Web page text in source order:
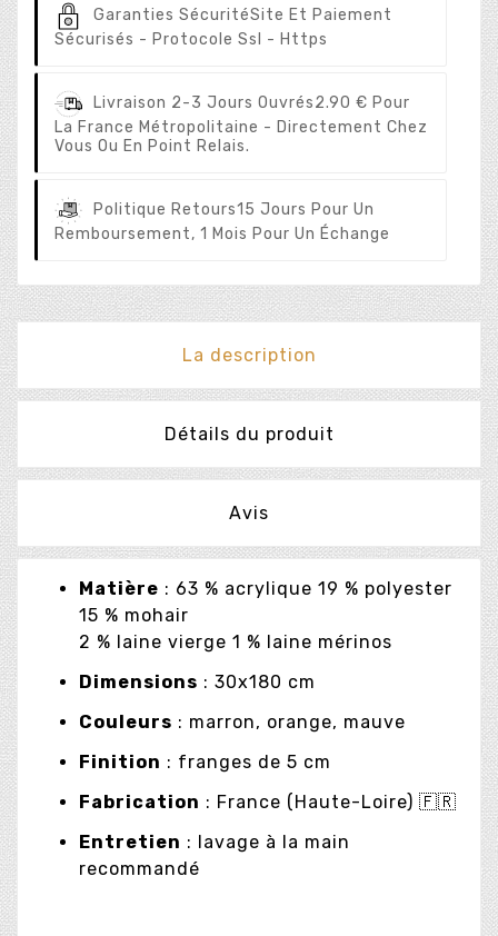
Garanties SécuritéSite Et Paiement
Sécurisés - Protocole Ssl - Https
Livraison 2-3 Jours Ouvrés2.90 € Pour
La France Métropolitaine - Directement Chez
Vous Ou En Point Relais.
Politique Retours15 Jours Pour Un
Remboursement, 1 Mois Pour Un Échange
La description
Détails du produit
Avis
Matière : 63 % acrylique 19 % polyester
15 % mohair
2 % laine vierge 1 % laine mérinos
Dimensions : 30x180 cm
Couleurs : marron, orange, mauve
Finition : franges de 5 cm
Fabrication : France (Haute-Loire) 🇫🇷
Entretien : lavage à la main
recommandé